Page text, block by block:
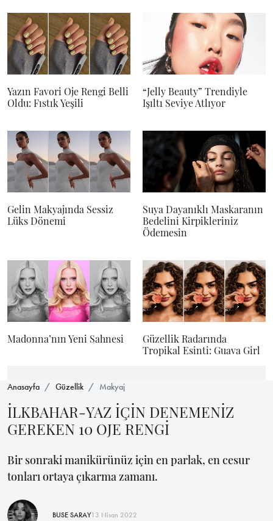
Yazın Favori Oje Rengi Belli
Oldu: Fıstık Yeşili
“Jelly Beauty” Trendiyle
Işıltı Seviye Atlıyor
Gelin Makyajında Sessiz
Lüks Dönemi
Suya Dayanıklı Maskaranın
Bedelini Kirpikleriniz
Ödemesin
Madonna’nın Yeni Sahnesi
Güzellik Radarında
Tropikal Esinti: Guava Girl
Anasayfa Güzellik Makyaj
İLKBAHAR-YAZ İÇİN DENEMENİZ
GEREKEN 10 OJE RENGİ
Bir sonraki manikürünüz için en parlak, en cesur
tonları ortaya çıkarma zamanı.
BUSE SARAY13 Nisan 2022